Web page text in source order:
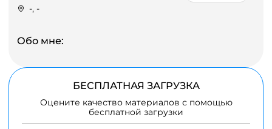
-, -
Обо мне:
БЕСПЛАТНАЯ ЗАГРУЗКА
Оцените качество материалов с помощью
бесплатной загрузки